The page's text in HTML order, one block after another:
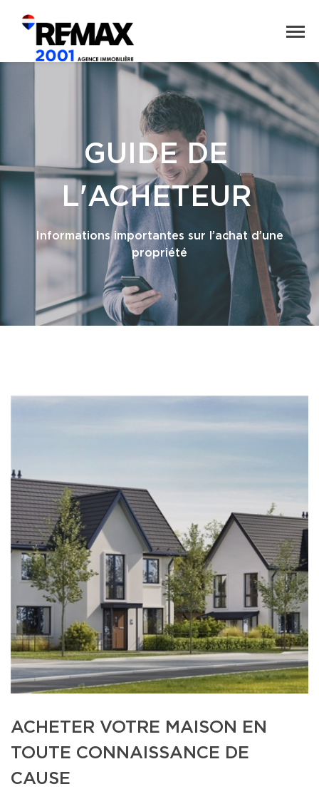
GUIDE DE
L'ACHETEUR
Informations importantes sur l’achat d’une
propriété
ACHETER VOTRE MAISON EN
TOUTE CONNAISSANCE DE
CAUSE